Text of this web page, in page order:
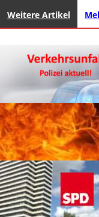
Weitere Artikel
FB News
FB News
AUTO
FEUER
WIE
AUS?